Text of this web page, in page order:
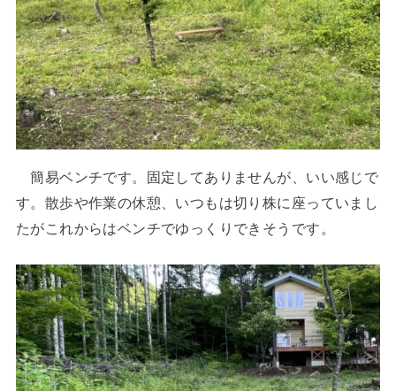
簡易ベンチです。固定してありませんが、いい感じで
す。散歩や作業の休憩、いつもは切り株に座っていまし
たがこれからはベンチでゆっくりできそうです。